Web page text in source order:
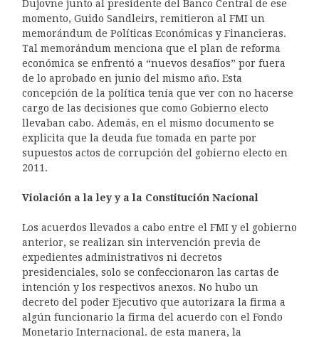
Dujovne junto al presidente del Banco Central de ese
momento, Guido Sandleirs, remitieron al FMI un
memorándum de Políticas Económicas y Financieras.
Tal memorándum menciona que el plan de reforma
económica se enfrentó a “nuevos desafíos” por fuera
de lo aprobado en junio del mismo año. Esta
concepción de la política tenía que ver con no hacerse
cargo de las decisiones que como Gobierno electo
llevaban cabo. Además, en el mismo documento se
explicita que la deuda fue tomada en parte por
supuestos actos de corrupción del gobierno electo en
2011.
Violación a la ley y a la Constitución Nacional
Los acuerdos llevados a cabo entre el FMI y el gobierno
anterior, se realizan sin intervención previa de
expedientes administrativos ni decretos
presidenciales, solo se confeccionaron las cartas de
intención y los respectivos anexos. No hubo un
decreto del poder Ejecutivo que autorizara la firma a
algún funcionario la firma del acuerdo con el Fondo
Monetario Internacional. de esta manera, la